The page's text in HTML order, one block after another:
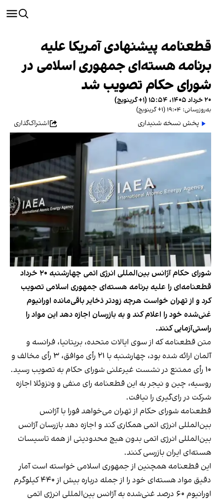
قطعنامه پیشنهادی آمریکا علیه
برنامه هسته‌ای جمهوری اسلامی در
شورای حکام تصویب شد
۲۰ خرداد ۱۴۰۵، ۱۵:۵۴ (‎+۱ گرینویچ)
به‌روزرسانی: ۱۹:۰۴ (‎+۱ گرینویچ)
پخش نسخه شنیداری اشتراک‌گذاری
شورای حکام آژانس بین‌المللی انرژی اتمی چهارشنبه ۲۰ خرداد
قطعنامه‌ای را علیه برنامه هسته‌ای جمهوری اسلامی تصویب
کرد و از تهران خواست هرچه زودتر ذخایر باقی‌مانده اورانیوم
غنی‌شده خود را اعلام کند و به بازرسان اجازه دهد این مواد را
راستی‌آزمایی کنند.
متن قطعنامه که از سوی ایالات متحده، بریتانیا، فرانسه و
آلمان ارائه شده بود، چهارشنبه با ۲۱ رأی موافق، ۳ رأی مخالف و
۱۰ رأی ممتنع در نشست غیرعلنی شورای حکام به تصویب رسید.
روسیه، چین و نیجر به این قطعنامه رای منفی و ونزوئلا اجازه
شرکت در رای‌گیری را نیافت.
قطعنامه شورای حکام از تهران می‌خواهد فورا با آژانس
بین‌المللی انرژی اتمی همکاری کند و اجازه دهد بازرسان آژانس
بین‌المللی انرژی اتمی بدون هیچ محدودیتی از همه تاسیسات
هسته‌ای ایران بازرسی کنند.
این قطعنامه همچنین از جمهوری اسلامی خواسته است آمار
دقیق مواد هسته‌ای خود را از جمله درباره بیش از ۴۴۰ کیلوگرم
اورانیوم ۶۰ درصد غنی‌شده به آژانس بین‌المللی انرژی اتمی